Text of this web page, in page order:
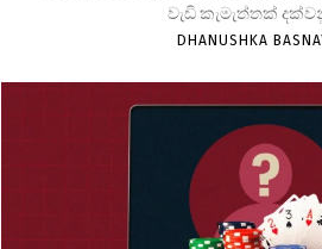
වැඩි කැමැත්තක්
DHANUSHKA